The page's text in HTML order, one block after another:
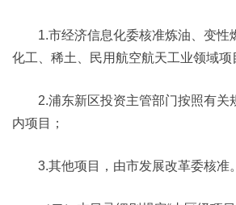
1.市经济信息化委核准炼油、变性
化工、稀土、民用航空航天工业领域项
2.浦东新区投资主管部门按照有关
内项目；
3.其他项目，由市发展改革委核准。